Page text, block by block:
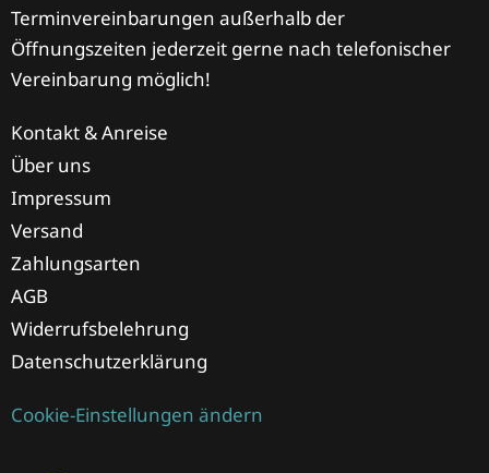
Terminvereinbarungen außerhalb der
Öffnungszeiten jederzeit gerne nach telefonischer
Vereinbarung möglich!
Kontakt & Anreise
Über uns
Impressum
Versand
Zahlungsarten
AGB
Widerrufsbelehrung
Datenschutzerklärung
Cookie-Einstellungen ändern